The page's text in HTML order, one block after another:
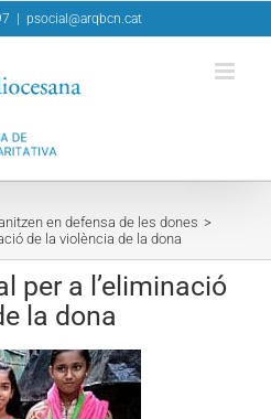
psocial@arqbcn.cat
en defensa de les dones
de la violència de la dona
per a l’eliminació
la dona